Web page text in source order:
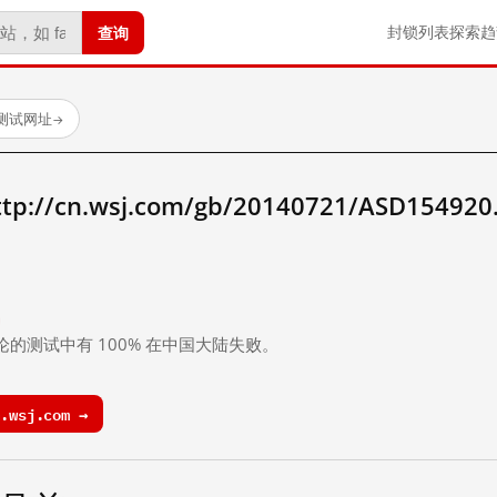
查询 封锁列表探索
试网址→
cn.wsj.com/gb/20140721/
测试中有 100% 在中国大陆失败。
→